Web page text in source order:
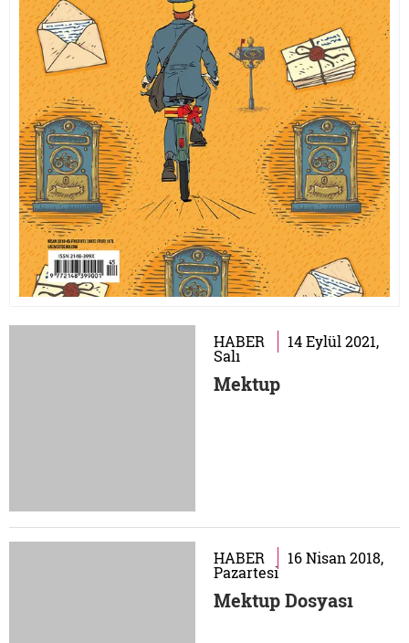
HABER 14 Eylül 2021,
Salı
Mektup
HABER 16 Nisan 2018,
Pazartesi
Mektup Dosyası